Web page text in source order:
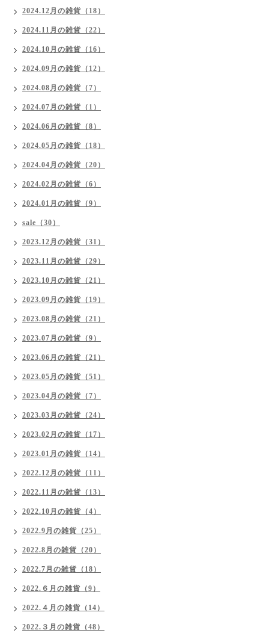
2024.12月の雑貨（18）
2024.11月の雑貨（22）
2024.10月の雑貨（16）
2024.09月の雑貨（12）
2024.08月の雑貨（7）
2024.07月の雑貨（1）
2024.06月の雑貨（8）
2024.05月の雑貨（18）
2024.04月の雑貨（20）
2024.02月の雑貨（6）
2024.01月の雑貨（9）
sale（30）
2023.12月の雑貨（31）
2023.11月の雑貨（29）
2023.10月の雑貨（21）
2023.09月の雑貨（19）
2023.08月の雑貨（21）
2023.07月の雑貨（9）
2023.06月の雑貨（21）
2023.05月の雑貨（51）
2023.04月の雑貨（7）
2023.03月の雑貨（24）
2023.02月の雑貨（17）
2023.01月の雑貨（14）
2022.12月の雑貨（11）
2022.11月の雑貨（13）
2022.10月の雑貨（4）
2022.9月の雑貨（25）
2022.8月の雑貨（20）
2022.7月の雑貨（18）
2022.６月の雑貨（9）
2022.４月の雑貨（14）
2022.３月の雑貨（48）